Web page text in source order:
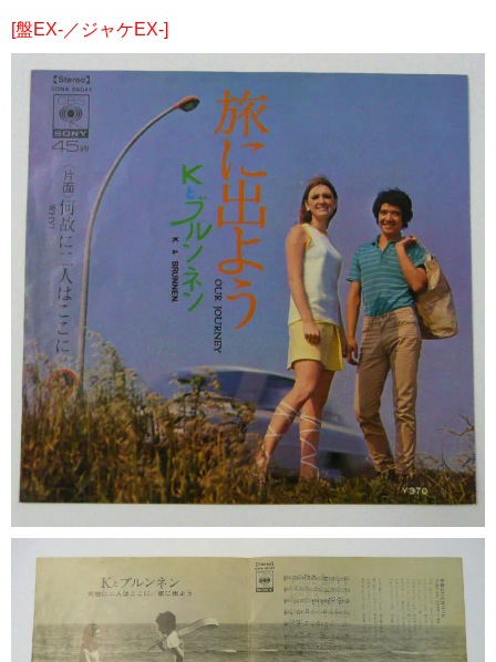
[盤EX-／ジャケEX-]